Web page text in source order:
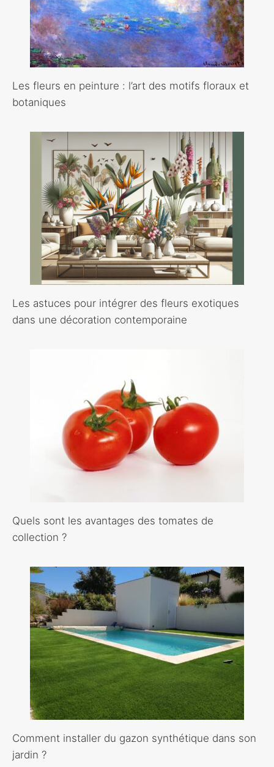
Les fleurs en peinture : l’art des motifs floraux et
botaniques
Les astuces pour intégrer des fleurs exotiques
dans une décoration contemporaine
Quels sont les avantages des tomates de
collection ?
Comment installer du gazon synthétique dans son
jardin ?